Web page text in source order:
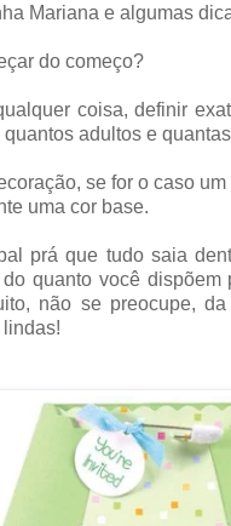
Mariana e algumas
do começo?
coisa, definir
adultos e
se for o caso um
uma cor base.
prá que tudo saia
quanto você dispõem
não se preocupe,